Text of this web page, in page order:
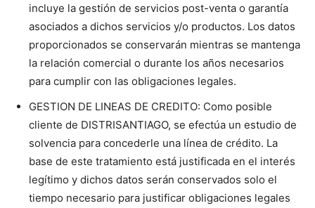
incluye la gestión de servicios post-venta o garantía
asociados a dichos servicios y/o productos. Los datos
proporcionados se conservarán mientras se mantenga
la relación comercial o durante los años necesarios
para cumplir con las obligaciones legales.
GESTION DE LINEAS DE CREDITO: Como posible
cliente de DISTRISANTIAGO, se efectúa un estudio de
solvencia para concederle una línea de crédito. La
base de este tratamiento está justificada en el interés
legítimo y dichos datos serán conservados solo el
tiempo necesario para justificar obligaciones legales